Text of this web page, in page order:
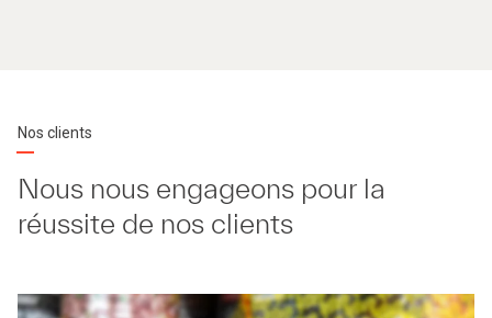
Nos clients
Nous nous engageons pour la
réussite de nos clients